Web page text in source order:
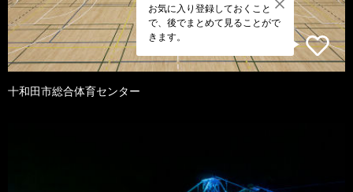
お気に入り登録しておくこと
で、後でまとめて見ることがで
きます。
十和田市総合体育センター